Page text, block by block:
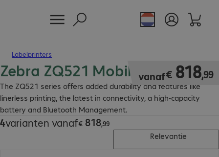
Labelprinters
Zebra ZQ521 Mobile Printer
The ZQ521 series offers added durability and features like
linerless printing, the latest in connectivity, a high-capacity
battery and Bluetooth Management.
vanaf€ 818,99
€ 818,99
4varianten vanaf€ 818,99
€ 818,99
Relevantie